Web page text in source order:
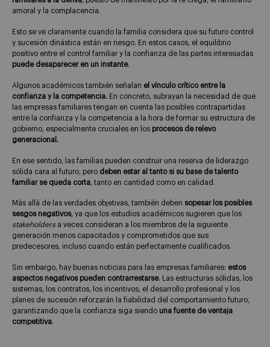
amoral y la complacencia.
Esto se ve claramente cuando la familia considera que su futuro control
y sucesión dinástica están en riesgo. En estos casos, el equilibrio
positivo entre el control familiar y la confianza de las partes interesadas
puede desaparecer en un instante.
Algunos académicos también señalan el vínculo crítico entre la
confianza y la competencia. En concreto, subrayan la necesidad de que
las empresas familiares tengan en cuenta las posibles contrapartidas
entre la confianza y la competencia a la hora de formar su estructura de
gobierno, especialmente cruciales en los procesos de relevo
generacional.
En ese sentido, las familias pueden construir una reserva de liderazgo
sólida cara al futuro, pero deben estar al tanto si su base de talento
familiar se queda corta, tanto en cantidad como en calidad.
Más allá de las verdades objetivas, también deben sopesar los posibles
sesgos negativos, ya que los estudios académicos sugieren que los
stakeholders a veces consideran a los miembros de la siguiente
generación menos capacitados y comprometidos que sus
predecesores, incluso cuando están perfectamente cualificados.
Sin embargo, hay buenas noticias para las empresas familiares: estos
aspectos negativos pueden contrarrestarse. Las estructuras sólidas, los
sistemas, los contratos, los incentivos, el desarrollo profesional y los
planes de sucesión reforzarán la fiabilidad del comportamiento futuro,
garantizando que la confianza siga siendo una fuente de ventaja
competitiva.